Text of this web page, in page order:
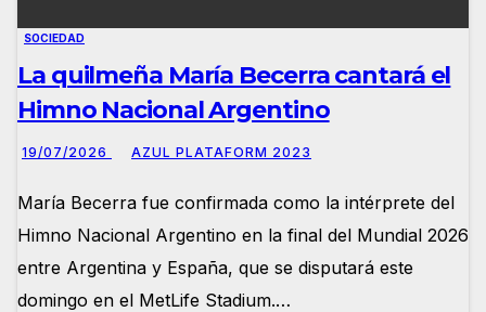
SOCIEDAD
La quilmeña María Becerra cantará el
Himno Nacional Argentino
19/07/2026 AZUL PLATAFORM 2023
María Becerra fue confirmada como la intérprete del
Himno Nacional Argentino en la final del Mundial 2026
entre Argentina y España, que se disputará este
domingo en el MetLife Stadium.…